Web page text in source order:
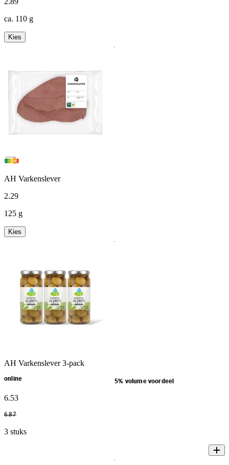
ca. 110 g
Kies
AH Varkenslever
2.29
125 g
Kies
AH Varkenslever 3-pack
online 5% volume voordeel
6.53
6.87
3 stuks